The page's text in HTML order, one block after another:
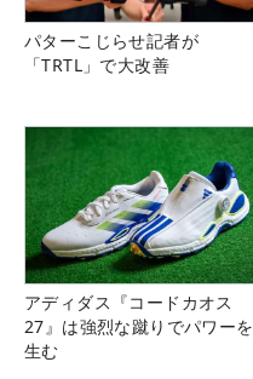
パターこじらせ記者が
「TRTL」で大改善
アディダス『コードカオス
27』は強烈な蹴りでパワーを
生む